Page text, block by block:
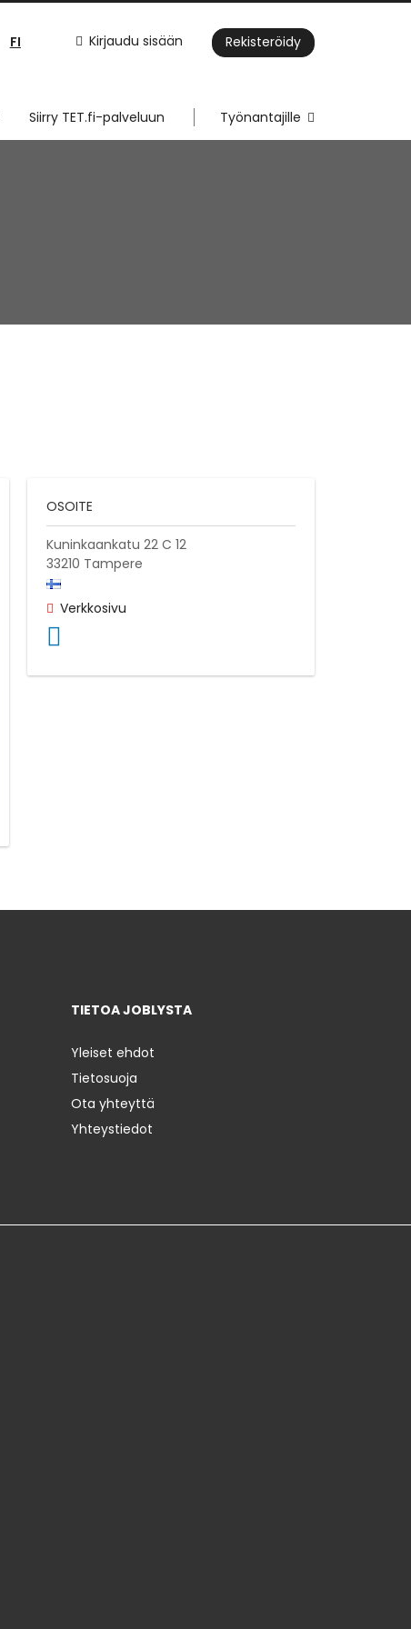
Kirjaudu sisään Rekisteröidy
FI
Siirry TET.fi-palveluun Työnantajille
OSOITE
Kuninkaankatu 22 C 12
33210 Tampere
Verkkosivu
TIETOA JOBLYSTA
Yleiset ehdot
Tietosuoja
Ota yhteyttä
Yhteystiedot